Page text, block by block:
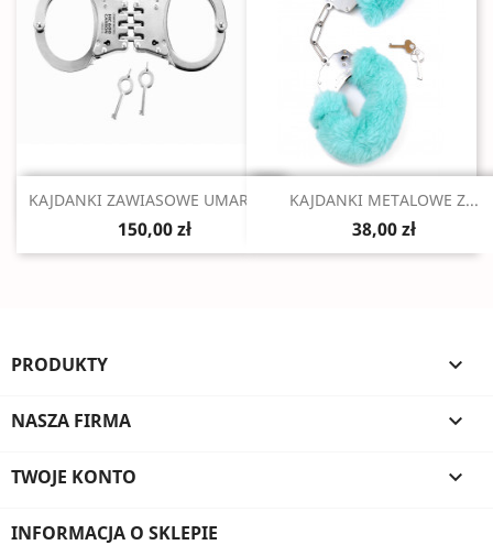
 Szybki podgląd
KAJDANKI ZAWIASOWE UMAREX...
150,00 zł
Szybki podgląd
KAJDANKI METALOWE Z...
38,00 zł
PRODUKTY 
NASZA FIRMA 
TWOJE KONTO 
INFORMACJA O SKLEPIE